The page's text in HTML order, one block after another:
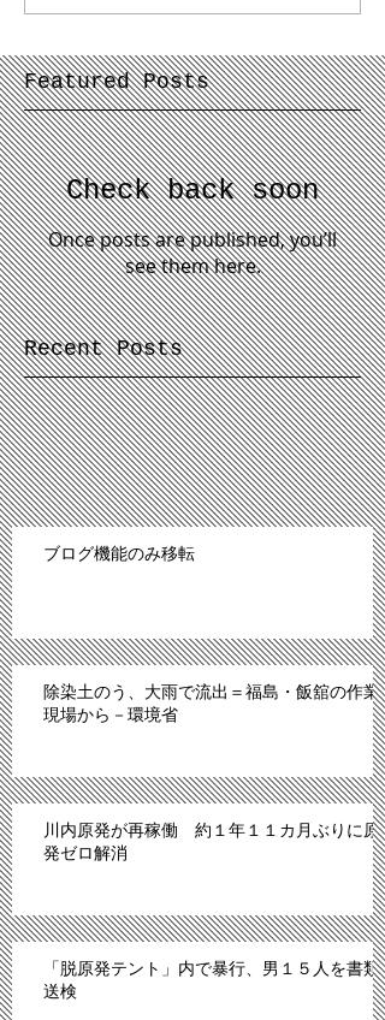
Featured Posts
Check back soon
Once posts are published, you’ll
see them here.
Recent Posts
ブログ機能のみ移転
除染土のう、大雨で流出＝福島・飯舘の作業
現場から－環境省
川内原発が再稼働 約１年１１カ月ぶりに原
発ゼロ解消
「脱原発テント」内で暴行、男１５人を書類
送検